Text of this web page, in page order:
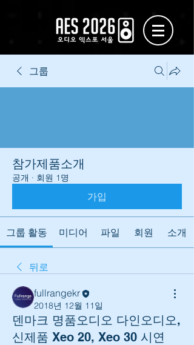
그룹
참가제품소개
공개 · 회원 1명
가입
그룹 활동 미디어 파일 회원 소개
뒤로
fullrangekr
2018년 12월 11일
덴마크 명품오디오 다인오디오,
신제품 Xeo 20, Xeo 30 시연